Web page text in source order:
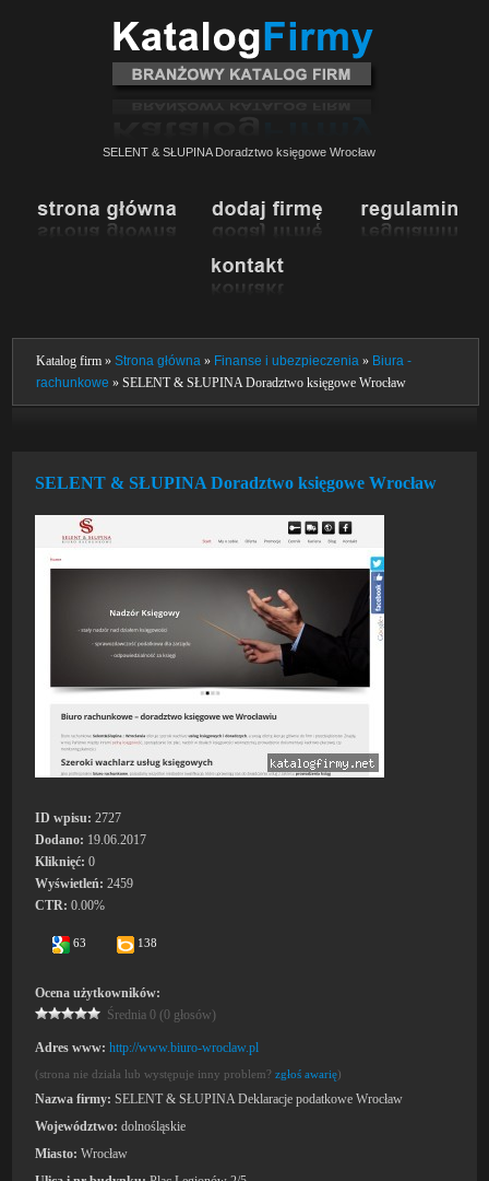
SELENT & SŁUPINA Doradztwo księgowe Wrocław
Katalog firm »Strona główna » Finanse i ubezpieczenia » Biura -
rachunkowe » SELENT & SŁUPINA Doradztwo księgowe Wrocław
SELENT & SŁUPINA Doradztwo księgowe Wrocław
ID wpisu: 2727
Dodano: 19.06.2017
Kliknięć: 0
Wyświetleń: 2459
CTR: 0.00%
63 138
Ocena użytkowników:
Średnia 0 (0 głosów)
Adres www: http://www.biuro-wroclaw.pl
(strona nie działa lub występuje inny problem?zgłoś awarię)
Nazwa firmy: SELENT & SŁUPINA Deklaracje podatkowe Wrocław
Województwo: dolnośląskie
Miasto: Wrocław